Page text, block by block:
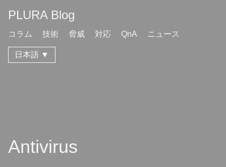
PLURA Blog
コラム 技術 脅威 対応 QnA ニュース
日本語 ▼
Antivirus